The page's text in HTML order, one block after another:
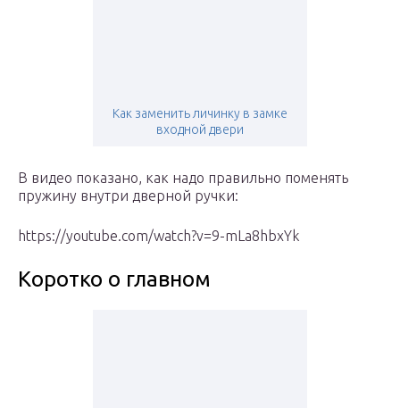
Как заменить личинку в замке
входной двери
В видео показано, как надо правильно поменять
пружину внутри дверной ручки:
https://youtube.com/watch?v=9-mLa8hbxYk
Коротко о главном